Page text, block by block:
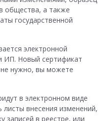
общества, а также
государственной
электронной
ИП. Новый сертификат
не нужно, вы можете
в электронном виде
внесения изменений,
записей в реестре, или